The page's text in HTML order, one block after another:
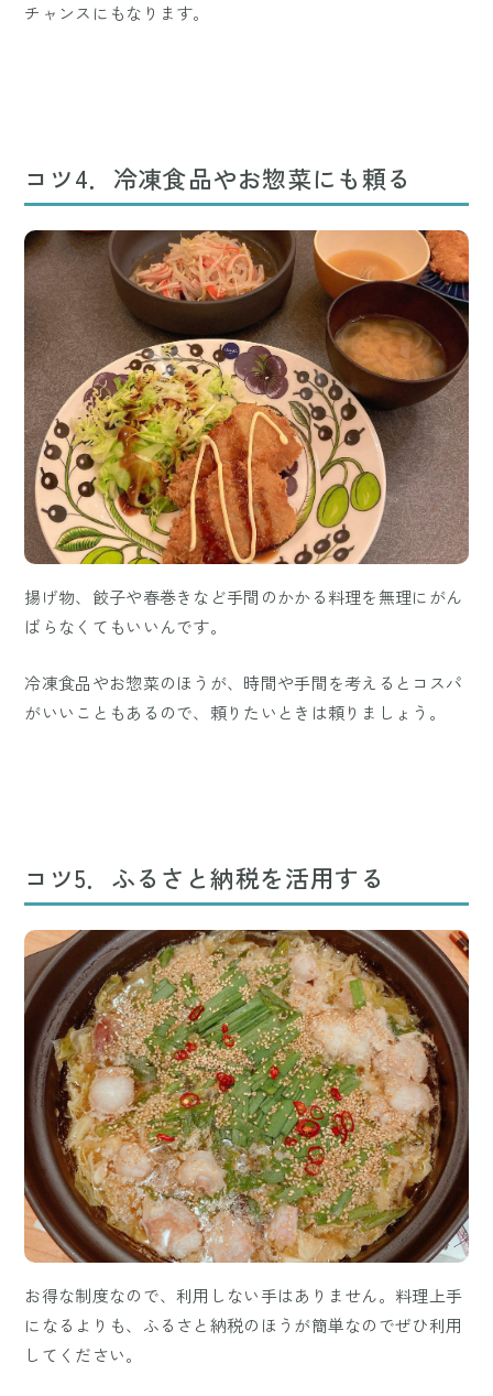
チャンスにもなります。
コツ4．冷凍食品やお惣菜にも頼る
揚げ物、餃子や春巻きなど手間のかかる料理を無理にがん
ばらなくてもいいんです。
冷凍食品やお惣菜のほうが、時間や手間を考えるとコスパ
がいいこともあるので、頼りたいときは頼りましょう。
コツ5．ふるさと納税を活用する
お得な制度なので、利用しない手はありません。料理上手
になるよりも、ふるさと納税のほうが簡単なのでぜひ利用
してください。